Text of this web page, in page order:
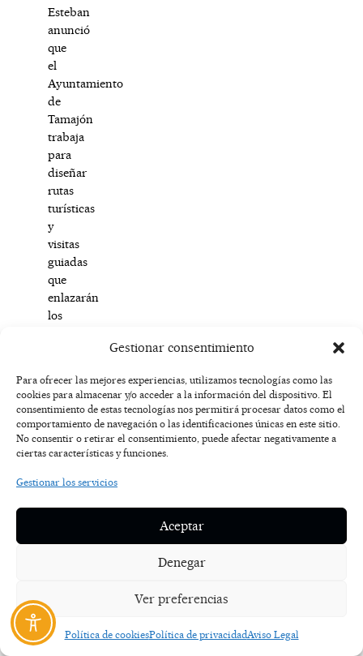
Gestionar consentimiento
Para ofrecer las mejores experiencias, utilizamos tecnologías como las
cookies para almacenar y/o acceder a la información del dispositivo. El
consentimiento de estas tecnologías nos permitirá procesar datos como el
comportamiento de navegación o las identificaciones únicas en este sitio.
No consentir o retirar el consentimiento, puede afectar negativamente a
ciertas características y funciones.
Gestionar los servicios
Aceptar
Denegar
Ver preferencias
Política de cookiesPolítica de privacidadAviso Legal
Esteban
anunció
que
el
Ayuntamiento
de
Tamajón
trabaja
para
diseñar
rutas
turísticas
y
visitas
guiadas
que
enlazarán
los
yacimientos
se
han
producido
los
hallazgos.
terminó
intervención
700
metros